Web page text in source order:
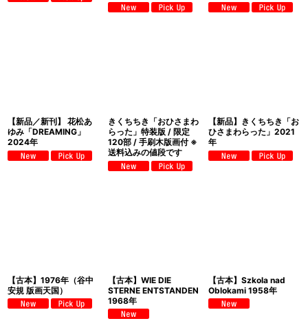
【新品／新刊】 花松あ
ゆみ「DREAMING」
2024年
きくちちき「おひさまわ
らった」特装版 / 限定
120部 / 手刷木版画付 ※
送料込みの値段です
【新品】きくちちき「お
ひさまわらった」2021
年
【古本】1976年（谷中
安規 版画天国）
【古本】WIE DIE
STERNE ENTSTANDEN
1968年
【古本】Szkola nad
Oblokami 1958年